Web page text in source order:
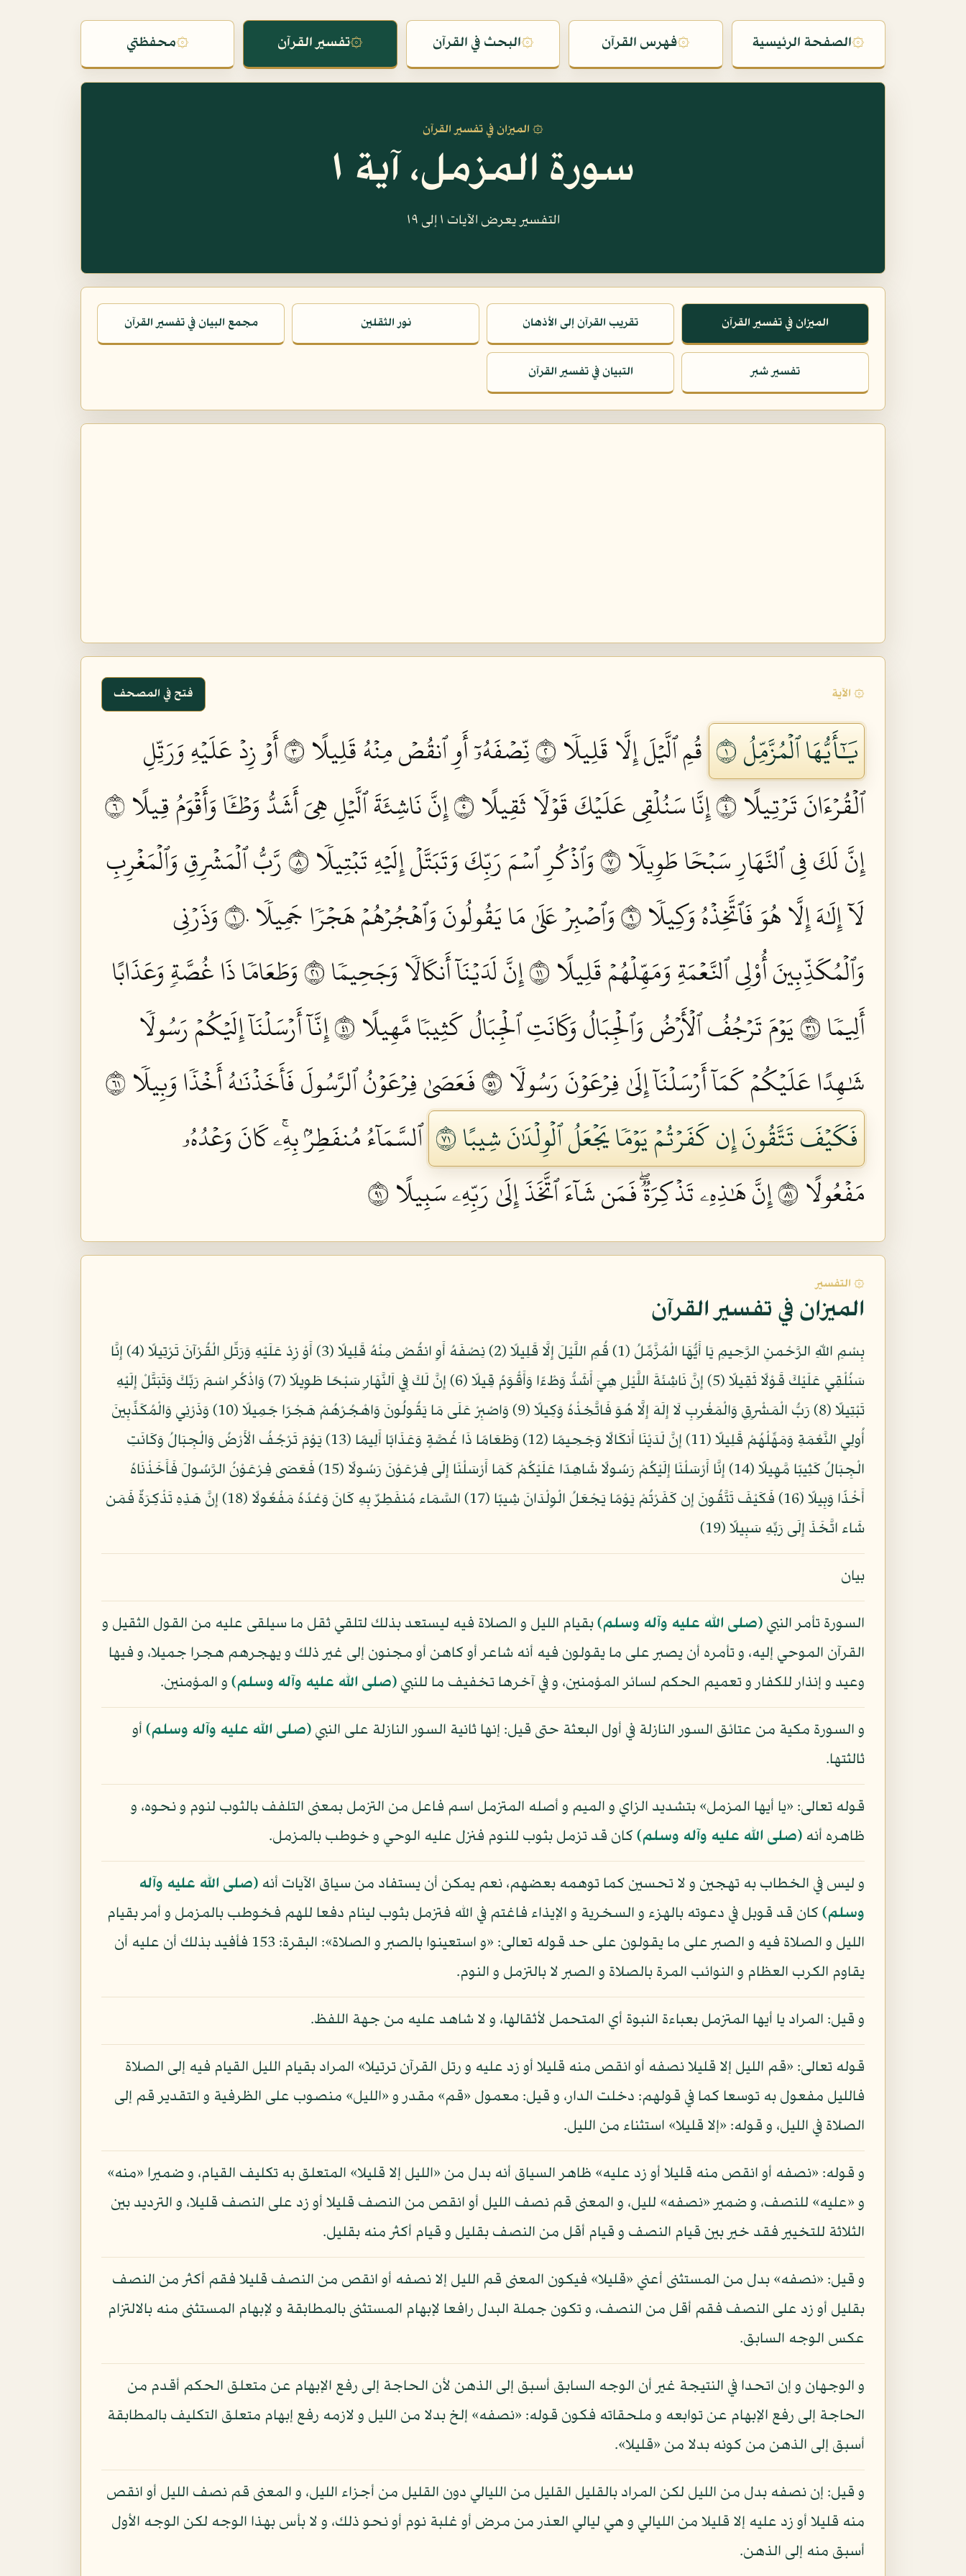
۞الصفحة الرئيسية ۞فهرس القرآن ۞البحث في القرآن ۞تفسير القرآن ۞محفظتي
۞ الميزان في تفسير القرآن
سورة المزمل، آية ١
التفسير يعرض الآيات ١ إلى ١٩
الميزان في تفسير القرآن تقريب القرآن إلى الأذهان نور الثقلين مجمع البيان في تفسير القرآن
تفسير شبر التبيان في تفسير القرآن
۞ الآية فتح في المصحف
يَٰٓأَيُّهَا ٱلۡمُزَّمِّلُ ١ قُمِ ٱلَّيۡلَ إِلَّا قَلِيلٗا ٢ نِّصۡفَهُۥٓ أَوِ ٱنقُصۡ مِنۡهُ قَلِيلًا ٣
أَوۡ زِدۡ عَلَيۡهِ وَرَتِّلِ
ٱلۡقُرۡءَانَ تَرۡتِيلًا ٤
إِنَّا سَنُلۡقِي عَلَيۡكَ قَوۡلٗا ثَقِيلًا ٥
إِنَّ نَاشِئَةَ ٱلَّيۡلِ هِيَ أَشَدُّ وَطۡـٔٗا وَأَقۡوَمُ قِيلًا ٦
إِنَّ لَكَ فِي ٱلنَّهَارِ سَبۡحٗا طَوِيلٗا ٧
وَٱذۡكُرِ ٱسۡمَ رَبِّكَ وَتَبَتَّلۡ إِلَيۡهِ تَبۡتِيلٗا ٨
رَّبُّ ٱلۡمَشۡرِقِ وَٱلۡمَغۡرِبِ
لَآ إِلَٰهَ إِلَّا هُوَ فَٱتَّخِذۡهُ وَكِيلٗا ٩
وَٱصۡبِرۡ عَلَىٰ مَا يَقُولُونَ وَٱهۡجُرۡهُمۡ هَجۡرٗا جَمِيلٗا ١٠
وَذَرۡنِي
وَٱلۡمُكَذِّبِينَ أُوْلِي ٱلنَّعۡمَةِ وَمَهِّلۡهُمۡ قَلِيلًا ١١
إِنَّ لَدَيۡنَآ أَنكَالٗا وَجَحِيمٗا ١٢
وَطَعَامٗا ذَا غُصَّةٖ وَعَذَابًا
أَلِيمٗا ١٣
يَوۡمَ تَرۡجُفُ ٱلۡأَرۡضُ وَٱلۡجِبَالُ وَكَانَتِ ٱلۡجِبَالُ كَثِيبٗا مَّهِيلًا ١٤
إِنَّآ أَرۡسَلۡنَآ إِلَيۡكُمۡ رَسُولٗا
شَٰهِدًا عَلَيۡكُمۡ كَمَآ أَرۡسَلۡنَآ إِلَىٰ فِرۡعَوۡنَ رَسُولٗا ١٥
فَعَصَىٰ فِرۡعَوۡنُ ٱلرَّسُولَ فَأَخَذۡنَٰهُ أَخۡذٗا وَبِيلٗا ١٦
فَكَيۡفَ تَتَّقُونَ إِن كَفَرۡتُمۡ يَوۡمٗا يَجۡعَلُ ٱلۡوِلۡدَٰنَ شِيبًا ١٧
ٱلسَّمَآءُ مُنفَطِرُۢ بِهِۦۚ كَانَ وَعۡدُهُۥ
مَفۡعُولًا ١٨
إِنَّ هَٰذِهِۦ تَذۡكِرَةٞۖ فَمَن شَآءَ ٱتَّخَذَ إِلَىٰ رَبِّهِۦ سَبِيلًا ١٩
۞ التفسير
الميزان في تفسير القرآن
بِسْمِ اللّهِ الرَّحْمنِ الرَّحِيمِ يَا أَيُّهَا الْمُزَّمِّلُ (1) قُمِ اللَّيْلَ إِلَّا قَلِيلًا (2) نِصْفَهُ أَوِ انقُصْ مِنْهُ قَلِيلًا (3) أَوْ زِدْ عَلَيْهِ وَرَتِّلِ الْقُرْآنَ تَرْتِيلًا (4) إِنَّا
سَنُلْقِي عَلَيْكَ قَوْلًا ثَقِيلًا (5) إِنَّ نَاشِئَةَ اللَّيْلِ هِيَ أَشَدُّ وَطْءًا وَأَقْوَمُ قِيلًا (6) إِنَّ لَكَ فِي اَلنَّهَارِ سَبْحًا طَوِيلًا (7) وَاذْكُرِ اسْمَ رَبِّكَ وَتَبَتَّلْ إِلَيْهِ
تَبْتِيلًا (8) رَبُّ الْمَشْرِقِ وَالْمَغْرِبِ لَا إِلَهَ إِلَّا هُوَ فَاتَّخِذْهُ وَكِيلًا (9) وَاصْبِرْ عَلَى مَا يَقُولُونَ وَاهْجُرْهُمْ هَجْرًا جَمِيلًا (10) وَذَرْنِي وَالْمُكَذِّبِينَ
أُولِي النَّعْمَةِ وَمَهِّلْهُمْ قَلِيلًا (11) إِنَّ لَدَيْنَا أَنكَالًا وَجَحِيمًا (12) وَطَعَامًا ذَا غُصَّةٍ وَعَذَابًا أَلِيمًا (13) يَوْمَ تَرْجُفُ الْأَرْضُ وَالْجِبَالُ وَكَانَتِ
الْجِبَالُ كَثِيبًا مَّهِيلًا (14) إِنَّا أَرْسَلْنَا إِلَيْكُمْ رَسُولًا شَاهِدًا عَلَيْكُمْ كَمَا أَرْسَلْنَا إِلَى فِرْعَوْنَ رَسُولًا (15) فَعَصَى فِرْعَوْنُ الرَّسُولَ فَأَخَذْنَاهُ
أَخْذًا وَبِيلًا (16) فَكَيْفَ تَتَّقُونَ إِن كَفَرْتُمْ يَوْمًا يَجْعَلُ الْوِلْدَانَ شِيبًا (17) السَّمَاء مُنفَطِرٌ بِهِ كَانَ وَعْدُهُ مَفْعُولًا (18) إِنَّ هَذِهِ تَذْكِرَةٌ فَمَن
شَاء اتَّخَذَ إِلَى رَبِّهِ سَبِيلًا (19)
بيان
السورة تأمر النبي (صلى الله عليه وآله وسلم)بقيام الليل و الصلاة فيه ليستعد بذلك لتلقي ثقل ما سيلقى عليه من القول الثقيل و
القرآن الموحي إليه، و تأمره أن يصبر على ما يقولون فيه أنه شاعر أو كاهن أو مجنون إلى غير ذلك و يهجرهم هجرا جميلا، و فيها
وعيد و إنذار للكفار و تعميم الحكم لسائر المؤمنين، و في آخرها تخفيف ما للنبي (صلى الله عليه وآله وسلم) و المؤمنين.
و السورة مكية من عتائق السور النازلة في أول البعثة حتى قيل: إنها ثانية السور النازلة على النبي (صلى الله عليه وآله وسلم) أو
ثالثتها.
قوله تعالى: «يا أيها المزمل» بتشديد الزاي و الميم و أصله المتزمل اسم فاعل من التزمل بمعنى التلفف بالثوب لنوم و نحوه، و
ظاهره أنه (صلى الله عليه وآله وسلم) كان قد تزمل بثوب للنوم فنزل عليه الوحي و خوطب بالمزمل.
و ليس في الخطاب به تهجين و لا تحسين كما توهمه بعضهم، نعم يمكن أن يستفاد من سياق الآيات أنه (صلى الله عليه وآله
وسلم) كان قد قوبل في دعوته بالهزء و السخرية و الإيذاء فاغتم في الله فتزمل بثوب لينام دفعا للهم فخوطب بالمزمل و أمر بقيام
الليل و الصلاة فيه و الصبر على ما يقولون على حد قوله تعالى: «و استعينوا بالصبر و الصلاة»: البقرة: 153 فأفيد بذلك أن عليه أن
يقاوم الكرب العظام و النوائب المرة بالصلاة و الصبر لا بالتزمل و النوم.
و قيل: المراد يا أيها المتزمل بعباءة النبوة أي المتحمل لأثقالها، و لا شاهد عليه من جهة اللفظ.
قوله تعالى: «قم الليل إلا قليلا نصفه أو انقص منه قليلا أو زد عليه و رتل القرآن ترتيلا» المراد بقيام الليل القيام فيه إلى الصلاة
فالليل مفعول به توسعا كما في قولهم: دخلت الدار، و قيل: معمول «قم» مقدر و «الليل» منصوب على الظرفية و التقدير قم إلى
الصلاة في الليل، و قوله: «إلا قليلا» استثناء من الليل.
و قوله: «نصفه أو انقص منه قليلا أو زد عليه» ظاهر السياق أنه بدل من «الليل إلا قليلا» المتعلق به تكليف القيام، و ضميرا «منه»
و «عليه» للنصف، و ضمير «نصفه» لليل، و المعنى قم نصف الليل أو انقص من النصف قليلا أو زد على النصف قليلا، و الترديد بين
الثلاثة للتخيير فقد خير بين قيام النصف و قيام أقل من النصف بقليل و قيام أكثر منه بقليل.
و قيل: «نصفه» بدل من المستثنى أعني «قليلا» فيكون المعنى قم الليل إلا نصفه أو انقص من النصف قليلا فقم أكثر من النصف
بقليل أو زد على النصف فقم أقل من النصف، و تكون جملة البدل رافعا لإبهام المستثنى بالمطابقة و لإبهام المستثنى منه بالالتزام
عكس الوجه السابق.
و الوجهان و إن اتحدا في النتيجة غير أن الوجه السابق أسبق إلى الذهن لأن الحاجة إلى رفع الإبهام عن متعلق الحكم أقدم من
الحاجة إلى رفع الإبهام عن توابعه و ملحقاته فكون قوله: «نصفه» إلخ بدلا من الليل و لازمه رفع إبهام متعلق التكليف بالمطابقة
أسبق إلى الذهن من كونه بدلا من «قليلا».
و قيل: إن نصفه بدل من الليل لكن المراد بالقليل القليل من الليالي دون القليل من أجزاء الليل، و المعنى قم نصف الليل أو انقص
منه قليلا أو زد عليه إلا قليلا من الليالي و هي ليالي العذر من مرض أو غلبة نوم أو نحو ذلك، و لا بأس بهذا الوجه لكن الوجه الأول
أسبق منه إلى الذهن.